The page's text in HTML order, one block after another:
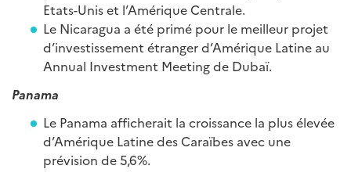
Etats-Unis et l’Amérique Centrale.
Le Nicaragua a été primé pour le meilleur projet
d’investissement étranger d’Amérique Latine au
Annual Investment Meeting de Dubaï.
Panama
Le Panama afficherait la croissance la plus élevée
d’Amérique Latine des Caraïbes avec une
prévision de 5,6%.